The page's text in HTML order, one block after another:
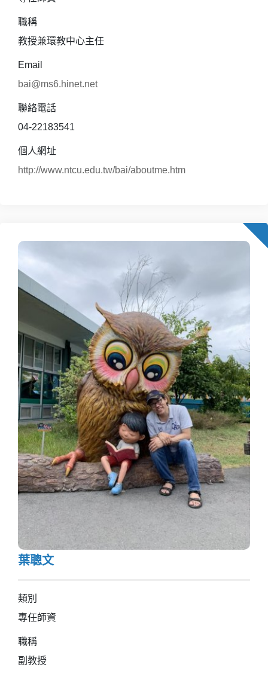
職稱
教授兼環教中心主任
Email
bai@ms6.hinet.net
聯絡電話
04-22183541
個人網址
http://www.ntcu.edu.tw/bai/aboutme.htm
葉聰文
類別
專任師資
職稱
副教授